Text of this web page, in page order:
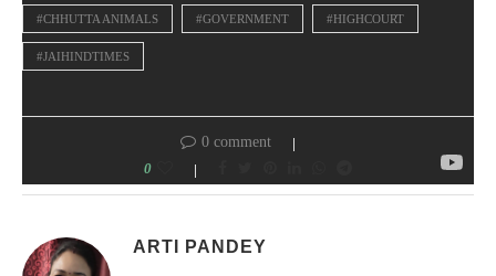
#CHHUTTA ANIMALS #GOVERNMENT #HIGHCOURT
#JAIHINDTIMES
0 comment
0
ARTI PANDEY